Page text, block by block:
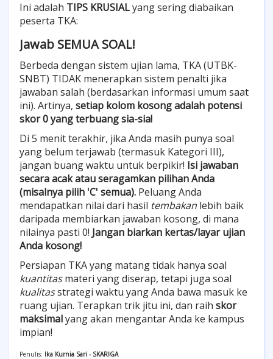
Ini adalah TIPS KRUSIALyang sering diabaikan
peserta TKA:
Jawab SEMUA SOAL!
Berbeda dengan sistem ujian lama, TKA (UTBK-
SNBT) TIDAK menerapkan sistem penalti jika
jawaban salah (berdasarkan informasi umum saat
ini). Artinya, setiap kolom kosong adalah potensi
skor 0 yang terbuang sia-sia!
Di 5 menit terakhir, jika Anda masih punya soal
yang belum terjawab (termasuk Kategori III),
jangan buang waktu untuk berpikir! Isi jawaban
secara acak atau seragamkan pilihan Anda
(misalnya pilih 'C' semua). Peluang Anda
mendapatkan nilai dari hasil tembakan lebih baik
daripada membiarkan jawaban kosong, di mana
nilainya pasti 0! Jangan biarkan kertas/layar ujian
Anda kosong!
Persiapan TKA yang matang tidak hanya soal
kuantitasmateri yang diserap, tetapi juga soal
kualitasstrategi waktu yang Anda bawa masuk ke
ruang ujian. Terapkan trik jitu ini, dan raih skor
maksimalyang akan mengantar Anda ke kampus
impian!
Penulis: Ika Kurnia Sari - SKARIGA